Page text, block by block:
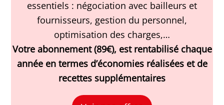
essentiels : négociation avec bailleurs et
fournisseurs, gestion du personnel,
optimisation des charges,…
Votre abonnement (89€), est rentabilisé chaque
année en termes d’économies réalisées et de
recettes supplémentaires